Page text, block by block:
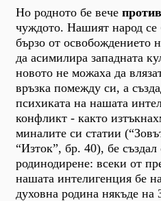
Но родното бе вече
чуждото. Нашият народ се
бързо от освобождението
да асимилира западната
новото не можаха да
връзка помежду си, а
психиката на нашата
конфликт - както
миналите си статии
“Изток”, бр. 40), бе
родинодирене: всеки от
нашата интелигенция бе
духовна родина някъде на